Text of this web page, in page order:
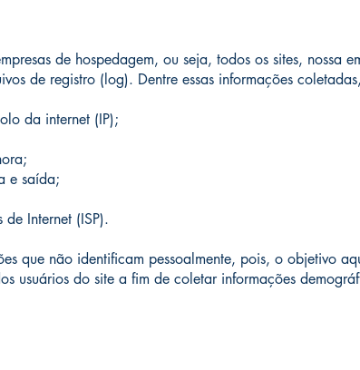
de hospedagem, ou seja, todos os sites, nossa
de registro (log). Dentre essas informações
da internet (IP);
e saída;
Internet (ISP).
que não identificam pessoalmente, pois, o objetivo
usuários do site a fim de coletar informações